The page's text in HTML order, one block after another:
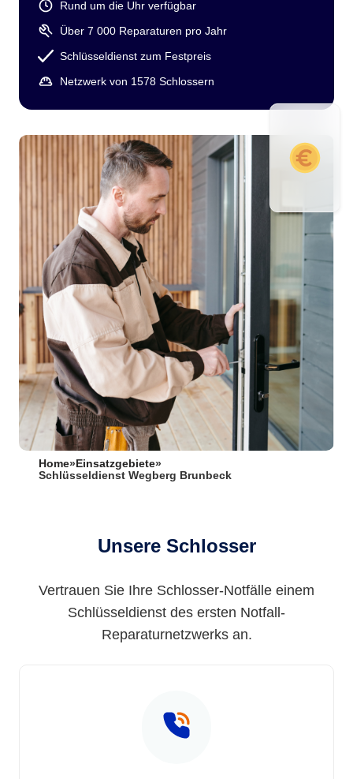
Rund um die Uhr verfügbar
Über 7 000 Reparaturen pro Jahr
Schlüsseldienst zum Festpreis
Netzwerk von 1578 Schlossern
Home» Einsatzgebiete»
Schlüsseldienst Wegberg Brunbeck
Unsere Schlosser
Vertrauen Sie Ihre Schlosser-Notfälle einem
Schlüsseldienst des ersten Notfall-
Reparaturnetzwerks an.